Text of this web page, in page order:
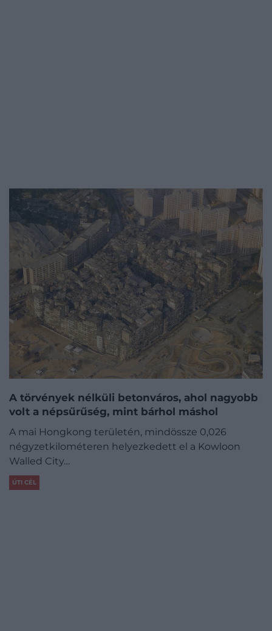
A törvények nélküli betonváros, ahol nagyobb
volt a népsűrűség, mint bárhol máshol
A mai Hongkong területén, mindössze 0,026
négyzetkilométeren helyezkedett el a Kowloon
Walled City…
ÚTI CÉL